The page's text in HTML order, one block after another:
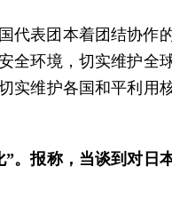
表团本着团结协作
环境，切实维护全
维护各国和平利用
。报称，当谈到对日